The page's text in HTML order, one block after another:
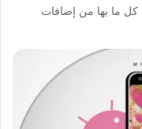
كل ما بها من إضافات